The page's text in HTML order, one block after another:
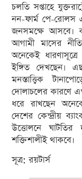
চলতি সপ্তাহে
নন-ফার্ম পে-রোলস
জনসমক্ষে আসবে।
আগামী মাসের
অনেকেই
ইঙ্গিত দেখছেন।
মনস্তাত্ত্বিক
দোলাচলের কারণে
ধরে রাখছেন
দেশের কেন্দ্রীয়
উত্তোলনে ঘাটতির
শক্তিশালীই থাকবে।
সূত্র: রয়টার্স